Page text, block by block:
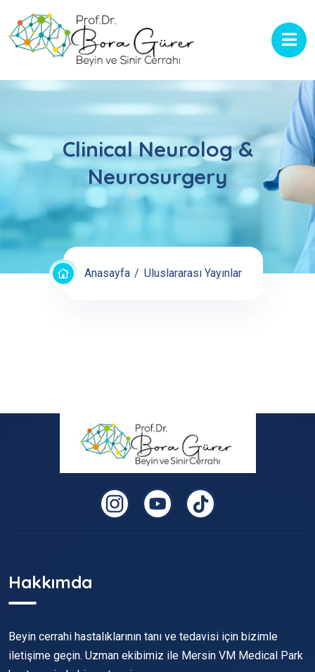
Clinical Neurolog &
Neurosurgery
Anasayfa Uluslararası Yayınlar
Hakkımda
Beyin cerrahi hastalıklarının tanı ve tedavisi için bizimle
iletişime geçin. Uzman ekibimiz ile Mersin VM Medical Park